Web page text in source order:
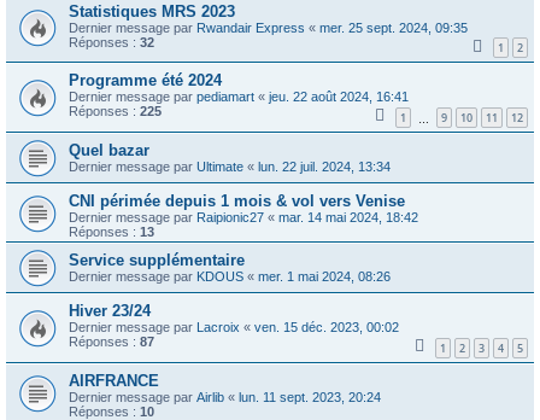
Statistiques MRS 2023
Dernier message par Rwandair Express « mer. 25 sept. 2024, 09:35
Réponses : 32 1 2
Programme été 2024
Dernier message par pediamart « jeu. 22 août 2024, 16:41
Réponses : 225 1 9 10 11 12
Quel bazar
Dernier message par Ultimate « lun. 22 juil. 2024, 13:34
CNI périmée depuis 1 mois & vol vers Venise
Dernier message par Raipionic27 « mar. 14 mai 2024, 18:42
Réponses : 13
Service supplémentaire
Dernier message par KDOUS « mer. 1 mai 2024, 08:26
Hiver 23/24
Dernier message par Lacroix « ven. 15 déc. 2023, 00:02
Réponses : 87 1 2 3 4 5
AIRFRANCE
Dernier message par Airlib « lun. 11 sept. 2023, 20:24
Réponses : 10